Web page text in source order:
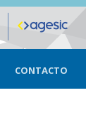
CONTACTO